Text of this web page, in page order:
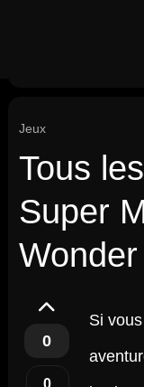
Jeux
Tous
Super
Wonder
0
0
Si